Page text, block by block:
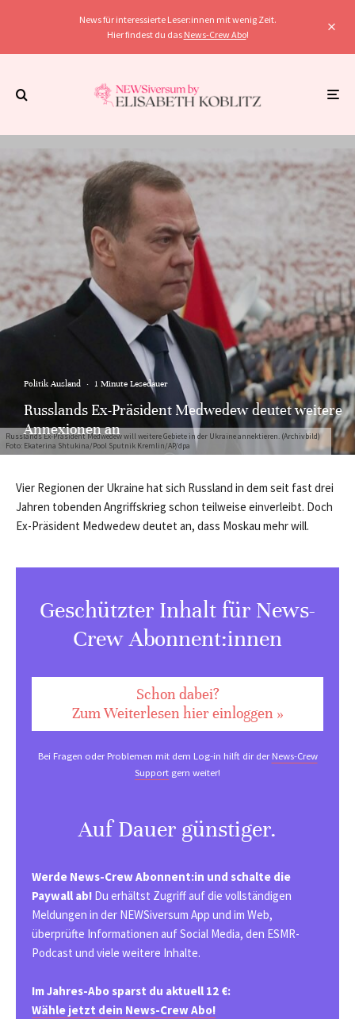
News für interessierte Leser:innen mit wenig Zeit.
Hier findest du das News-Crew Abo!
Russlands Ex-Präsident Medwedew will weitere Gebiete in der Ukraine annektieren. (Archivbild)
Foto: Ekaterina Shtukina/Pool Sputnik Kremlin/AP/dpa
Politik Ausland · 1 Minute Lesedauer
Russlands Ex-Präsident Medwedew deutet weitere
Annexionen an
Vier Regionen der Ukraine hat sich Russland in dem seit fast drei
Jahren tobenden Angriffskrieg schon teilweise einverleibt. Doch
Ex-Präsident Medwedew deutet an, dass Moskau mehr will.
Geschützter Inhalt für News-
Crew Abonnent:innen
Schon dabei?
Zum Weiterlesen hier einloggen »
Bei Fragen oder Problemen mit dem Log-in hilft dir derNews-Crew
Support gern weiter!
Auf Dauer günstiger.
Werde News-Crew Abonnent:in und schalte die
Paywall ab! Du erhältst Zugriff auf die vollständigen
Meldungen in der NEWSiversum App und im Web,
überprüfte Informationen auf Social Media, den ESMR-
Podcast und viele weitere Inhalte.
Im Jahres-Abo sparst du aktuell 12 €:
Wähle jetzt dein News-Crew Abo!